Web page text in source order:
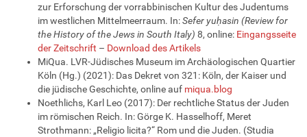
zur Erforschung der vorrabbinischen Kultur des Judentums
im westlichen Mittelmeerraum. In:Sefer yuḥasin (Review for
the History of the Jews in South Italy) 8, online: Eingangsseite
der Zeitschrift – Download des Artikels
MiQua. LVR-Jüdisches Museum im Archäologischen Quartier
Köln (Hg.) (2021): Das Dekret von 321: Köln, der Kaiser und
die jüdische Geschichte, online auf miqua.blog
Noethlichs, Karl Leo (2017): Der rechtliche Status der Juden
im römischen Reich. In: Görge K. Hasselhoff, Meret
Strothmann: „Religio licita?“ Rom und die Juden. (Studia